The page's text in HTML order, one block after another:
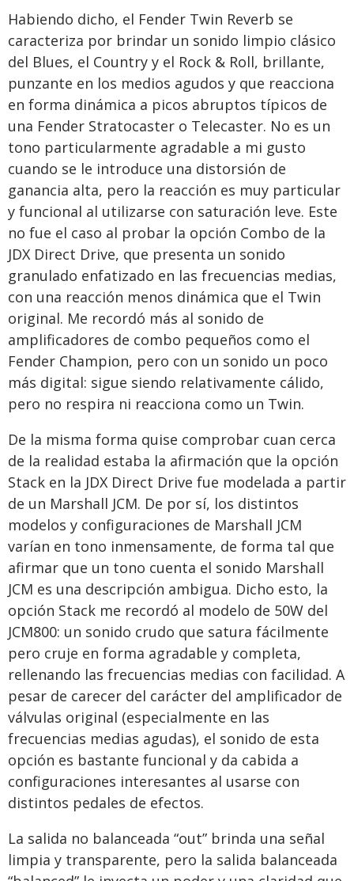
Habiendo dicho, el Fender Twin Reverb se
caracteriza por brindar un sonido limpio clásico
del Blues, el Country y el Rock & Roll, brillante,
punzante en los medios agudos y que reacciona
en forma dinámica a picos abruptos típicos de
una Fender Stratocaster o Telecaster. No es un
tono particularmente agradable a mi gusto
cuando se le introduce una distorsión de
ganancia alta, pero la reacción es muy particular
y funcional al utilizarse con saturación leve. Este
no fue el caso al probar la opción Combo de la
JDX Direct Drive, que presenta un sonido
granulado enfatizado en las frecuencias medias,
con una reacción menos dinámica que el Twin
original. Me recordó más al sonido de
amplificadores de combo pequeños como el
Fender Champion, pero con un sonido un poco
más digital: sigue siendo relativamente cálido,
pero no respira ni reacciona como un Twin.
De la misma forma quise comprobar cuan cerca
de la realidad estaba la afirmación que la opción
Stack en la JDX Direct Drive fue modelada a partir
de un Marshall JCM. De por sí, los distintos
modelos y configuraciones de Marshall JCM
varían en tono inmensamente, de forma tal que
afirmar que un tono cuenta el sonido Marshall
JCM es una descripción ambigua. Dicho esto, la
opción Stack me recordó al modelo de 50W del
JCM800: un sonido crudo que satura fácilmente
pero cruje en forma agradable y completa,
rellenando las frecuencias medias con facilidad. A
pesar de carecer del carácter del amplificador de
válvulas original (especialmente en las
frecuencias medias agudas), el sonido de esta
opción es bastante funcional y da cabida a
configuraciones interesantes al usarse con
distintos pedales de efectos.
La salida no balanceada “out” brinda una señal
limpia y transparente, pero la salida balanceada